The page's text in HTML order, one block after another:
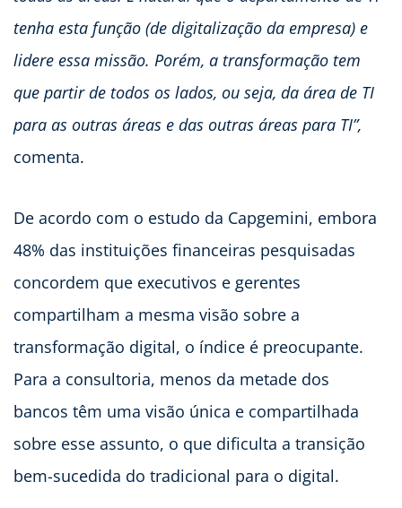
tenha esta função (de digitalização da empresa) e
lidere essa missão. Porém, a transformação tem
que partir de todos os lados, ou seja, da área de TI
para as outras áreas e das outras áreas para TI”,
comenta.
De acordo com o estudo da Capgemini, embora
48% das instituições financeiras pesquisadas
concordem que executivos e gerentes
compartilham a mesma visão sobre a
transformação digital, o índice é preocupante.
Para a consultoria, menos da metade dos
bancos têm uma visão única e compartilhada
sobre esse assunto, o que dificulta a transição
bem-sucedida do tradicional para o digital.